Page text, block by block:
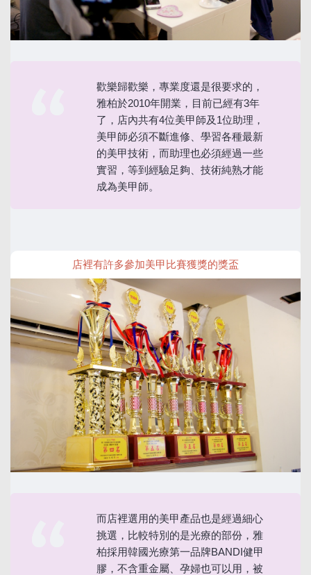
歡樂歸歡樂，專業度還是很要求的，
雅柏於2010年開業，目前已經有3年
了，店內共有4位美甲師及1位助理，
美甲師必須不斷進修、學習各種最新
的美甲技術，而助理也必須經過一些
實習，等到經驗足夠、技術純熟才能
成為美甲師。
店裡有許多參加美甲比賽獲獎的獎盃
而店裡選用的美甲產品也是經過細心
挑選，比較特別的是光療的部份，雅
柏採用韓國光療第一品牌BANDI健甲
膠，不含重金屬、孕婦也可以用，被